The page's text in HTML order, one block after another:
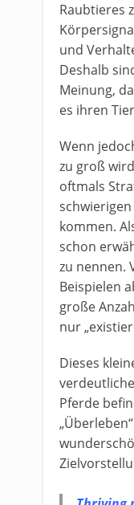
Raubtieres
und
Deshalb
Meinung,
es ihren
Wenn
zu groß
oftmals
kommen.
schon
zu nennen.
Beispielen
große
nur
Dieses
Pferde